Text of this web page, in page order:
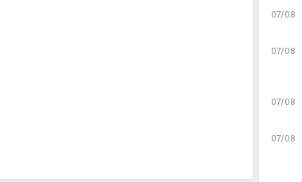
07/08
07/08
07/08
07/08